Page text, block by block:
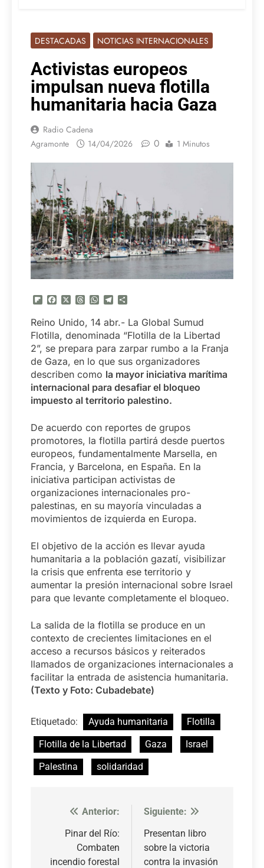
DESTACADAS NOTICIAS INTERNACIONALES
Activistas europeos
impulsan nueva flotilla
humanitaria hacia Gaza
Radio Cadena
Agramonte
14/04/2026 0 1 Minutos
Flipboard
FacebookThreadsWhatsApp
Telegram
Reino Unido, 14 abr.- La Global Sumud
Flotilla, denominada “Flotilla de la Libertad
2”, se prepara para zarpar rumbo a la Franja
de Gaza, en lo que sus organizadores
describen como la mayor iniciativa marítima
internacional para desafiar el bloqueo
impuesto al territorio palestino.
De acuerdo con reportes de grupos
promotores, la flotilla partirá desde puertos
europeos, fundamentalmente Marsella, en
Francia, y Barcelona, en España. En la
iniciativa participan activistas de
organizaciones internacionales pro-
palestinas, en su mayoría vinculadas a
movimientos de izquierda en Europa.
El objetivo de la acción es llevar ayuda
humanitaria a la población gazatí, visibilizar
la crisis que enfrenta ese territorio y
aumentar la presión internacional sobre Israel
para que levante completamente el bloqueo.
La salida de la flotilla se produce en un
contexto de crecientes limitaciones en el
acceso a recursos básicos y reiterados
llamados de organizaciones internacionales a
facilitar la entrada de asistencia humanitaria.
(Texto y Foto: Cubadebate)
Etiquetado: Ayuda humanitaria
Flotilla
Flotilla de la Libertad
Gaza
Israel
Palestina
solidaridad
Navegación
entradas
Anterior:
Pinar del Río:
Combaten
incendio forestal
Siguiente:
Presentan libro
sobre la victoria
contra la invasión